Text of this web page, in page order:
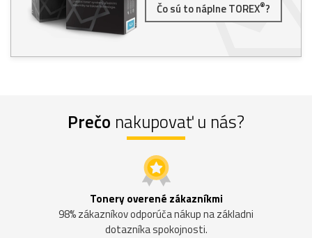
Čo sú to náplne TOREX®?
Prečo nakupovať u nás?
Tonery overené zákazníkmi
98% zákazníkov odporúča nákup na základni
dotazníka spokojnosti.